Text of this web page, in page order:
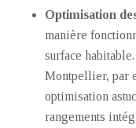
Optimisation
manière
surface
Montpellier, par
optimisation
rangements